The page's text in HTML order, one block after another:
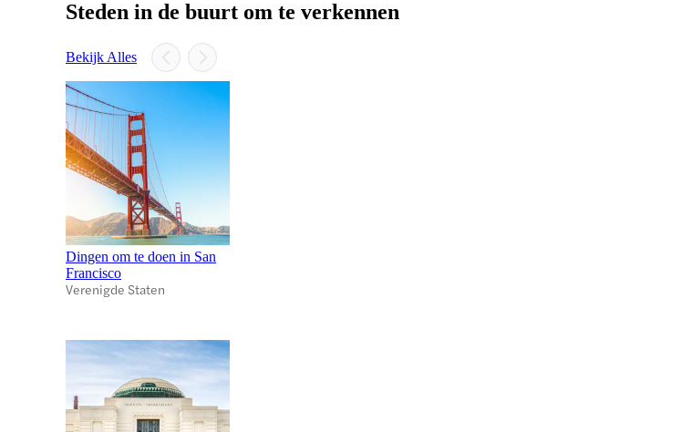
Steden in de buurt om te verkennen
Bekijk Alles
Dingen om te doen in San
Francisco
Verenigde Staten